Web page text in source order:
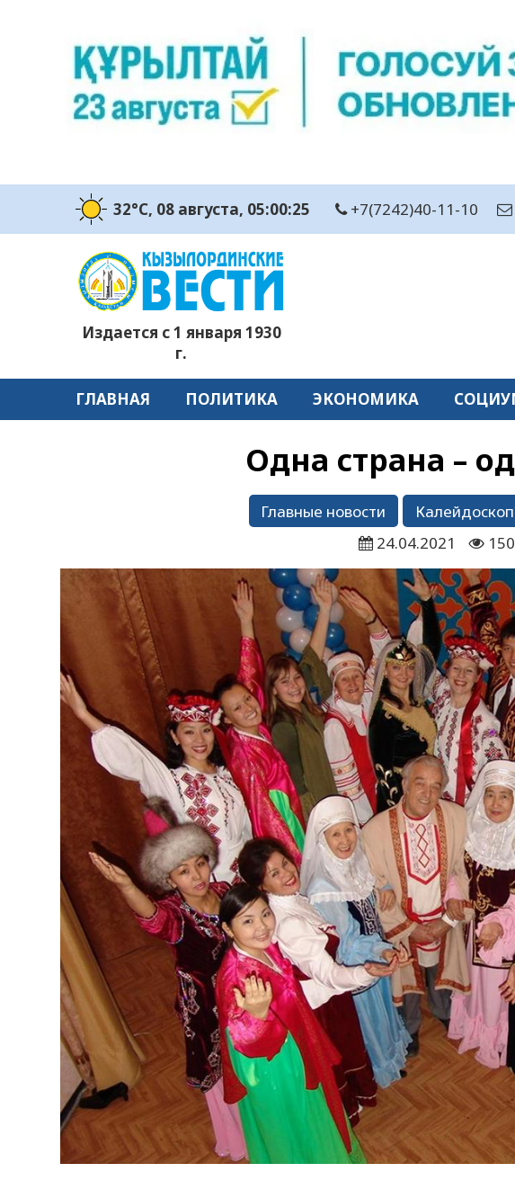
32°C, 08 августа, 05:00:27 +7(7242)40-11-10
Издается с 1 января 1930
г.
ГЛАВНАЯ ПОЛИТИКА ЭКОНОМИКА
Одна страна –
Главные новости Калейдоскоп
24.04.2021